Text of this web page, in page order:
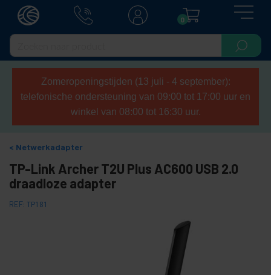
0
Zomeropeningstijden (13 juli - 4 september):
telefonische ondersteuning van 09:00 tot 17:00 uur en
winkel van 08:00 tot 16:30 uur.
Netwerkadapter
TP-Link Archer T2U Plus AC600 USB 2.0
draadloze adapter
REF: TP181